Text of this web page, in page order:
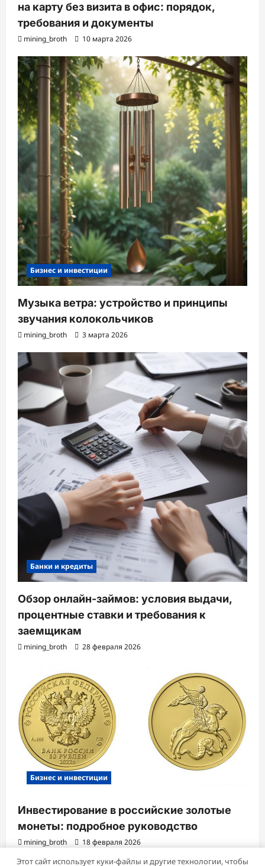
на карту без визита в офис: порядок,
требования и документы
mining_broth 10 марта 2026
Бизнес и инвестиции
Музыка ветра: устройство и принципы
звучания колокольчиков
mining_broth 3 марта 2026
Банки и кредиты
Обзор онлайн-займов: условия выдачи,
процентные ставки и требования к
заемщикам
mining_broth 28 февраля 2026
Бизнес и инвестиции
Инвестирование в российские золотые
монеты: подробное руководство
mining_broth 18 февраля 2026
Этот сайт использует куки-файлы и другие технологии, чтобы